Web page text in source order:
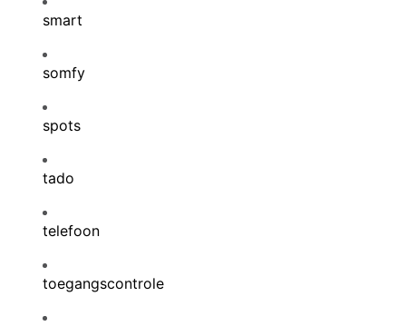
smart
somfy
spots
tado
telefoon
toegangscontrole